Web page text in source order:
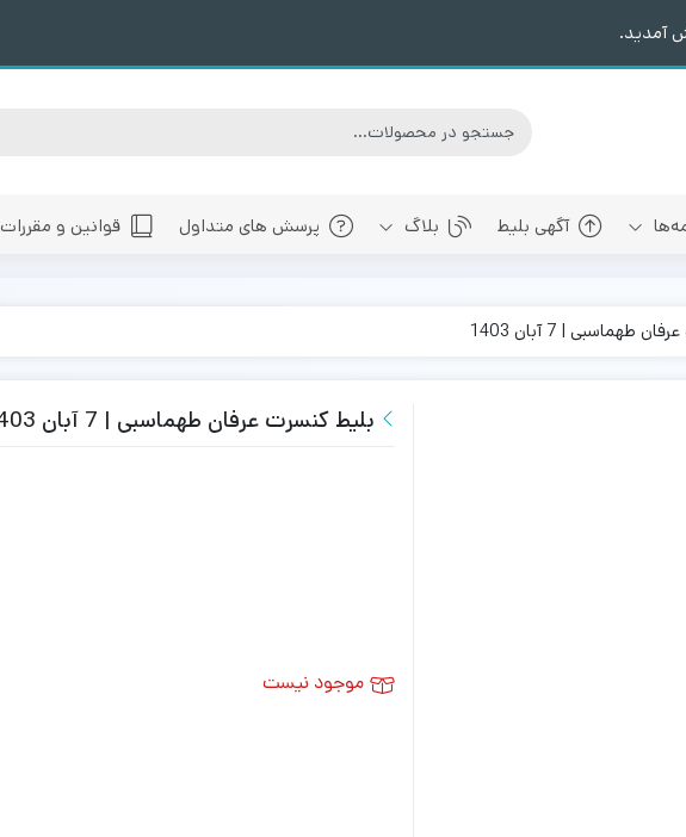
آمدید.
بلیط کنسرت های پیش رو شیراز
آگهی بلیط بلاگ پرسش های متداول قوانین و مقررات
طهماسبی | 7 آبان 1403
بلیط کنسرت عرفان طهماسبی | 7 آبان 1403
موجود نیست